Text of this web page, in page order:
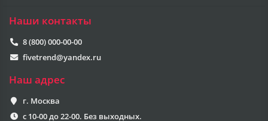
Наши контакты
8 (800) 000-00-00
fivetrend@yandex.ru
Наш адрес
г. Москва
с 10-00 до 22-00. Без выходных.